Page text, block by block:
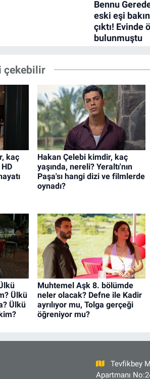
çekebilir
kaç
Hakan Çelebi kimdir, kaç
yaşında, nereli? Yeraltı'nın
Paşa'sı hangi dizi ve filmlerde
oynadı?
Ülkü
Ülkü
Muhtemel Aşk 8. bölümde
neler olacak? Defne ile Kadir
ayrılıyor mu, Tolga gerçeği
öğreniyor mu?
Tevfikbey
Apartmanı